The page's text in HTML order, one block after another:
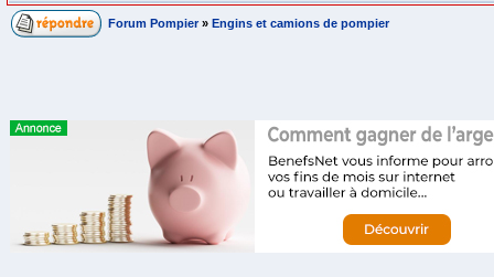
Forum Pompier » Engins et camions de pompier